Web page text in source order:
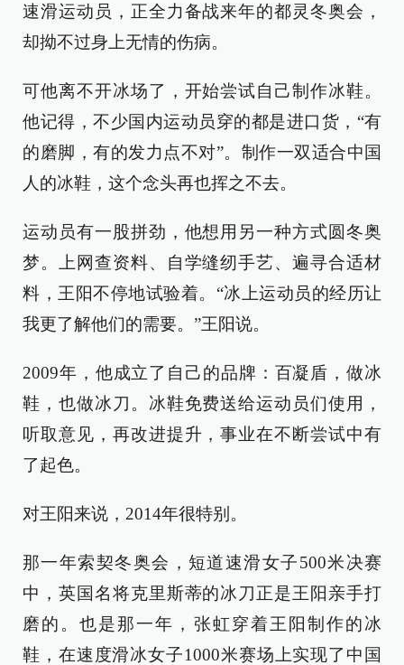
速滑运动员，正全力备战来年的都灵冬奥会，
却拗不过身上无情的伤病。
可他离不开冰场了，开始尝试自己制作冰鞋。
他记得，不少国内运动员穿的都是进口货，“有
的磨脚，有的发力点不对”。制作一双适合中国
人的冰鞋，这个念头再也挥之不去。
运动员有一股拼劲，他想用另一种方式圆冬奥
梦。上网查资料、自学缝纫手艺、遍寻合适材
料，王阳不停地试验着。“冰上运动员的经历让
我更了解他们的需要。”王阳说。
2009年，他成立了自己的品牌：百凝盾，做冰
鞋，也做冰刀。冰鞋免费送给运动员们使用，
听取意见，再改进提升，事业在不断尝试中有
了起色。
对王阳来说，2014年很特别。
那一年索契冬奥会，短道速滑女子500米决赛
中，英国名将克里斯蒂的冰刀正是王阳亲手打
磨的。也是那一年，张虹穿着王阳制作的冰
鞋，在速度滑冰女子1000米赛场上实现了中国